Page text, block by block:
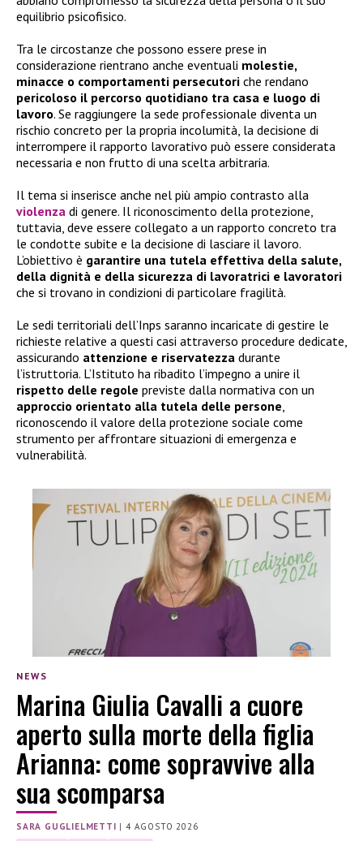
equilibrio psicofisico.
Tra le circostanze che possono essere prese in
considerazione rientrano anche eventuali molestie,
minacce o comportamenti persecutori che rendano
pericoloso il percorso quotidiano tra casa e luogo di
lavoro. Se raggiungere la sede professionale diventa un
rischio concreto per la propria incolumità, la decisione di
interrompere il rapporto lavorativo può essere considerata
necessaria e non frutto di una scelta arbitraria.
Il tema si inserisce anche nel più ampio contrasto alla
violenza di genere. Il riconoscimento della protezione,
tuttavia, deve essere collegato a un rapporto concreto tra
le condotte subite e la decisione di lasciare il lavoro.
L’obiettivo è garantire una tutela effettiva della salute,
della dignità e della sicurezza di lavoratrici e lavoratori
che si trovano in condizioni di particolare fragilità.
Le sedi territoriali dell’Inps saranno incaricate di gestire le
richieste relative a questi casi attraverso procedure dedicate,
assicurando attenzione e riservatezza durante
l’istruttoria. L’Istituto ha ribadito l’impegno a unire il
rispetto delle regole previste dalla normativa con un
approccio orientato alla tutela delle persone,
riconoscendo il valore della protezione sociale come
strumento per affrontare situazioni di emergenza e
vulnerabilità.
NEWS
Marina Giulia Cavalli a cuore
aperto sulla morte della figlia
Arianna: come sopravvive alla
sua scomparsa
SARA GUGLIELMETTI |4 AGOSTO 2026